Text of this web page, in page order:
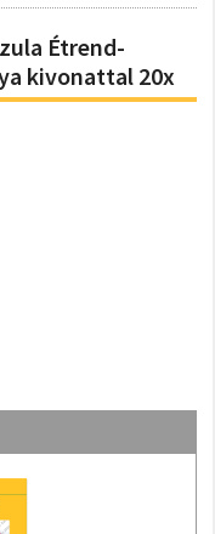
Étrend-
kivonattal 20x